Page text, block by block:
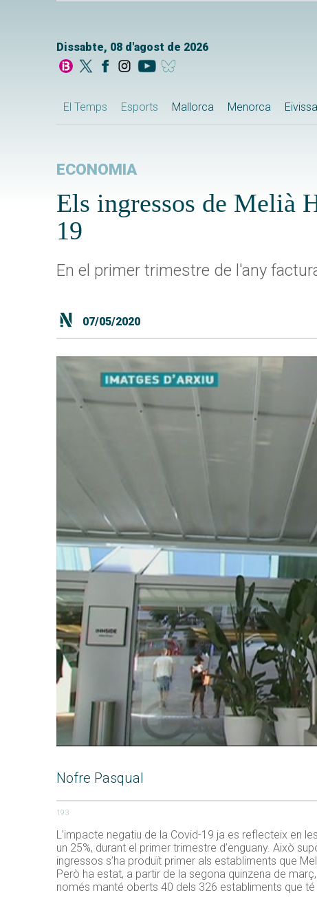
Dissabte, 08 d'agost de 2026
El Temps Esports Mallorca Menorca Eivissa
ECONOMIA
Els ingressos de Melià
19
En el primer trimestre de l'any
07/05/2020
Nofre Pasqual
193
L’impacte negatiu de la Covid-19 ja es reflecteix en
un 25%, durant el primer trimestre d’enguany. Això
ingressos s’ha produït primer als establiments que
Però ha estat, a partir de la segona quinzena de
només manté oberts 40 dels 326 establiments que